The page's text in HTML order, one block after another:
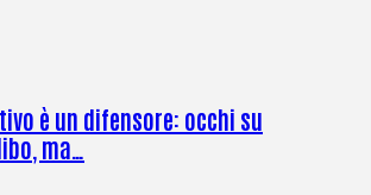
è un difensore: occhi su
ma…